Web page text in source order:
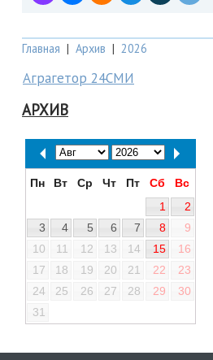
Главная | Архив | 2026
Аграгетор 24СМИ
АРХИВ
Пн Вт Ср Чт Пт Сб
Вс
1
2
3
4 5 6 7 8
9
10
11 12 13 14 15
16
17
18 19 20 21 22
23
24
25 26 27 28 29
30
31